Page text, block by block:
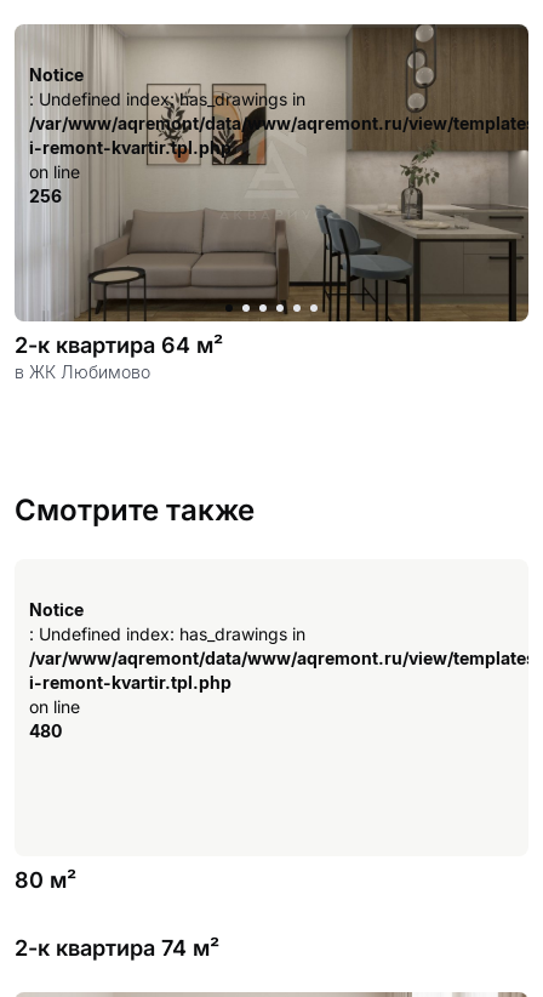
Notice
: Undefined index: has_drawings in
/var/www/aqremont/data/www/aqremont.ru/view/
i-remont-kvartir.tpl.php
on line
256
2-к квартира 64 м²
в ЖК Любимово
Смотрите также
Notice
: Undefined index: has_drawings in
/var/www/aqremont/data/www/aqremont.ru/view/
i-remont-kvartir.tpl.php
on line
480
80 м²
2-к квартира 74 м²